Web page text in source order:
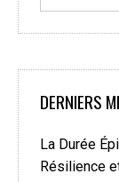
DERNIERS
La Durée
Résilience